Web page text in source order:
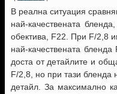
В реална ситуация
най-качествената
обектива, F22. При F/2,8
най-качествената
доста от детайлите и
F/2,8, но при тази бленда
детайл. За максимално